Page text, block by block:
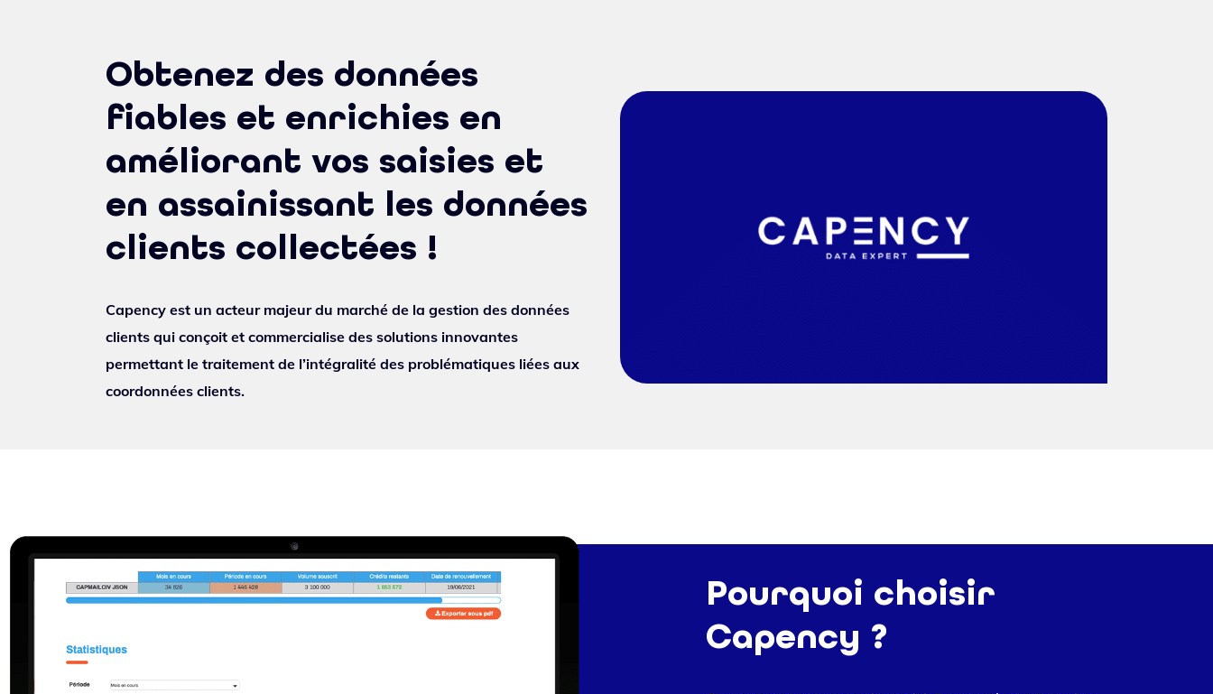
Obtenez des données
fiables et enrichies en
améliorant vos saisies et
en assainissant les données
clients collectées !
Capency est un acteur majeur du marché de la gestion des données
clients qui conçoit et commercialise des solutions innovantes
permettant le traitement de l’intégralité des problématiques liées aux
coordonnées clients.
Pourquoi choisir
Capency ?